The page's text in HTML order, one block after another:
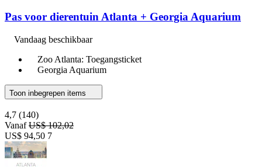
Pas voor dierentuin Atlanta + Georgia Aquarium
Vandaag beschikbaar
Zoo Atlanta: Toegangsticket
Georgia Aquarium
Toon inbegrepen items
4,7 (140)
VanafUS$ 102,02
US$ 94,50 7